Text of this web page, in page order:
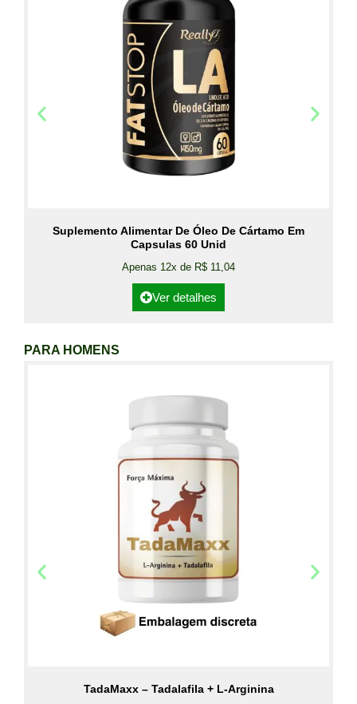
Suplemento Alimentar De Óleo De Cártamo Em
Capsulas 60 Unid
Apenas 12x de R$ 11,04
Ver detalhes
PARA HOMENS
TadaMaxx – Tadalafila + L-Arginina